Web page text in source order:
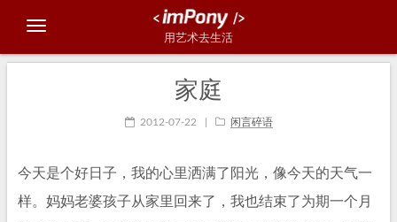
用艺术去生活
家庭
2012-07-22 闲言碎语
今天是个好日子，我的心里洒满了阳光，像今天的天气一
样。妈妈老婆孩子从家里回来了，我也结束了为期一个月